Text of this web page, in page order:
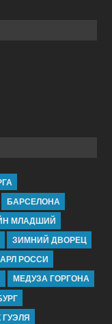
БАРСЕЛОНА
МЛАДШИЙ
ЗИМНИЙ ДВОРЕЦ
РОССИ
МЕДУЗА ГОРГОНА
ГУЭЛЯ